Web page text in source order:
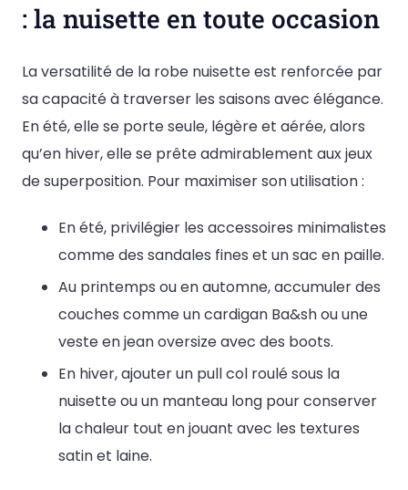
: la nuisette en toute occasion
La versatilité de la robe nuisette est renforcée par
sa capacité à traverser les saisons avec élégance.
En été, elle se porte seule, légère et aérée, alors
qu’en hiver, elle se prête admirablement aux jeux
de superposition. Pour maximiser son utilisation :
En été, privilégier les accessoires minimalistes
comme des sandales fines et un sac en paille.
Au printemps ou en automne, accumuler des
couches comme un cardigan Ba&sh ou une
veste en jean oversize avec des boots.
En hiver, ajouter un pull col roulé sous la
nuisette ou un manteau long pour conserver
la chaleur tout en jouant avec les textures
satin et laine.